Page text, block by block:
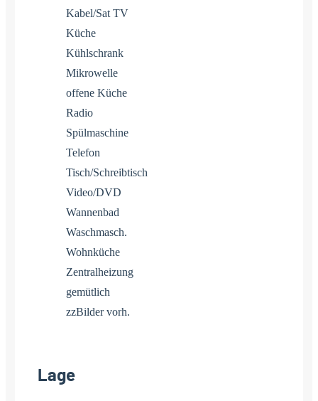
Kabel/Sat TV
Küche
Kühlschrank
Mikrowelle
offene Küche
Radio
Spülmaschine
Telefon
Tisch/Schreibtisch
Video/DVD
Wannenbad
Waschmasch.
Wohnküche
Zentralheizung
gemütlich
zzBilder vorh.
Lage